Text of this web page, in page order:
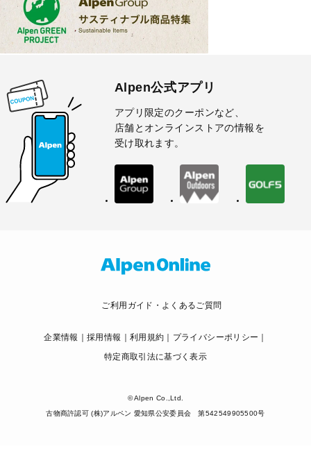
Alpen公式アプリ
アプリ限定のクーポンなど、
店舗とオンラインストアの情報を
受け取れます。
ご利用ガイド・よくあるご質問
企業情報 採用情報 利用規約
プライバシーポリシー
特定商取引法に基づく表示
© Alpen Co.,Ltd.
古物商許認可 (株)アルペン 愛知県公安委員会 第542549905500号